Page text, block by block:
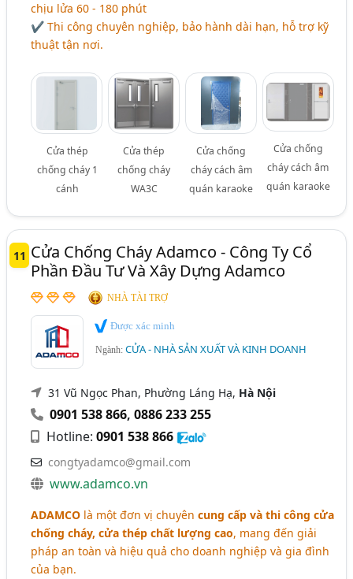
chịu lửa 60 - 180 phút
✔ Thi công chuyên nghiệp, bảo hành dài hạn, hỗ trợ kỹ
thuật tận nơi.
Cửa thép
chống cháy 1
cánh
Cửa thép
chống cháy
WA3C
Cửa chống
cháy cách âm
quán karaoke
Cửa chống
cháy cách âm
quán karaoke
11 Cửa Chống Cháy Adamco - Công Ty Cổ
Phần Đầu Tư Và Xây Dựng Adamco
NHÀ TÀI TRỢ
Được xác minh
Ngành:CỬA - NHÀ SẢN XUẤT VÀ KINH DOANH
31 Vũ Ngọc Phan, Phường Láng Hạ, Hà Nội
0901 538 866,0886 233 255
Hotline:0901 538 866
congtyadamco@gmail.com
www.adamco.vn
ADAMCO là một đơn vị chuyêncung cấp và thi công cửa
chống cháy, cửa thép chất lượng cao, mang đến giải
pháp an toàn và hiệu quả cho doanh nghiệp và gia đình
của bạn.